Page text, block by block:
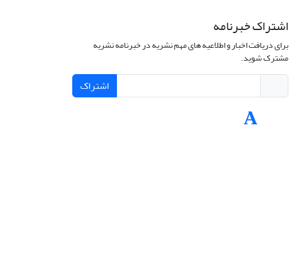
اشتراک خبرنامه
برای دریافت اخبار و اطلاعیه های مهم نشریه در خبرنامه نشریه
مشترک شوید.
اشتراک